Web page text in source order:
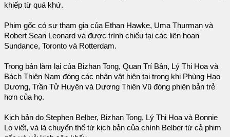
khiếp từ quá khứ.
Phim gốc có sự tham gia của Ethan Hawke, Uma Thurman và
Robert Sean Leonard và được trình chiếu tại các liên hoan
Sundance, Toronto và Rotterdam.
Trong bản làm lại của Bizhan Tong, Quan Trí Bân, Lý Thi Hoa và
Bách Thiên Nam đóng các nhân vật hiện tại trong khi Phùng Hạo
Dương, Trần Tử Huyên và Dương Thiên Vũ đóng phiên bản trẻ
hơn của họ.
Kịch bản do Stephen Belber, Bizhan Tong, Lý Thi Hoa và Bonnie
Lo viết, và là chuyển thể từ kịch bản của chính Belber từ cả phim